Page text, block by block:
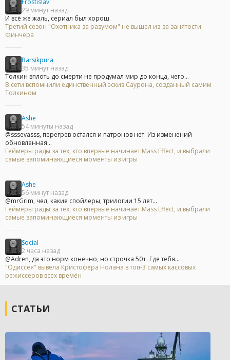
Frostislav
29 минут назад
И всё же жаль, сериал был хорош.
Третий сезон "Охотника за разумом" не вышел из-за занятости
Финчера
Barsikpura
35 минут назад
Толкин вплоть до смерти не продумал мир до конца, чего...
В сети вспомнили единственный эскиз Саурона, созданный самим
Толкином
Ashe
54 минуты назад
@sssevasss, перегрев остался и патронов нет. Из изменений
обновленная...
Геймеры рады за тех, кто впервые начинает Mass Effect, и выбрали
самые запоминающиеся моменты из игры
Ashe
56 минут назад
@mrGrim, чел, какие спойлеры, трилогии 15 лет...
Геймеры рады за тех, кто впервые начинает Mass Effect, и выбрали
самые запоминающиеся моменты из игры
Social
2 часа назад
@Adren, да это норм конечно, но строчка 50+. Где тебя...
"Одиссея" вывела Кристофера Нолана в топ-3 самых кассовых
режиссёров всех времён
СТАТЬИ